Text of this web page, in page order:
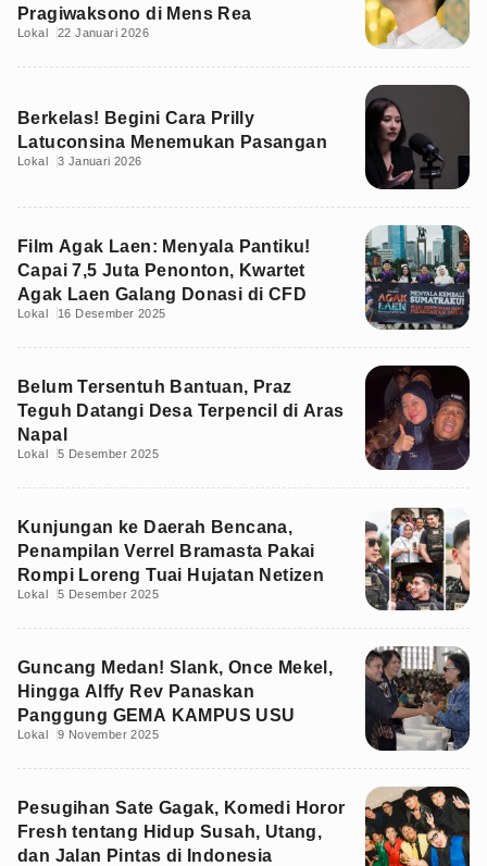
Pragiwaksono di Mens Rea
Lokal 22 Januari 2026
Berkelas! Begini Cara Prilly
Latuconsina Menemukan Pasangan
Lokal 3 Januari 2026
Film Agak Laen: Menyala Pantiku!
Capai 7,5 Juta Penonton, Kwartet
Agak Laen Galang Donasi di CFD
Lokal 16 Desember 2025
Belum Tersentuh Bantuan, Praz
Teguh Datangi Desa Terpencil di Aras
Napal
Lokal 5 Desember 2025
Kunjungan ke Daerah Bencana,
Penampilan Verrel Bramasta Pakai
Rompi Loreng Tuai Hujatan Netizen
Lokal 5 Desember 2025
Guncang Medan! Slank, Once Mekel,
Hingga Alffy Rev Panaskan
Panggung GEMA KAMPUS USU
Lokal 9 November 2025
Pesugihan Sate Gagak, Komedi Horor
Fresh tentang Hidup Susah, Utang,
dan Jalan Pintas di Indonesia